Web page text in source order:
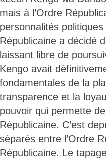
mais à l’Ordre
personnalités
Républicaine a décidé
laissant libre de
Kengo avait
fondamentales de la
transparence et la
pouvoir qui permette
Républicaine. C’est
séparés entre l’Ordre
Républicaine. Le